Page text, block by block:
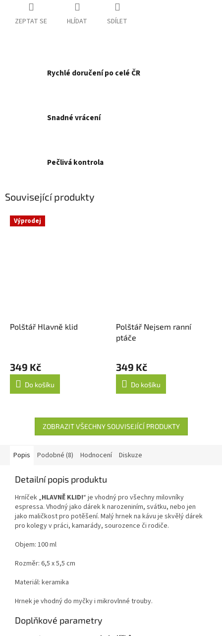
ZEPTAT SE HLÍDAT SDÍLET
Rychlé doručení po celé ČR
Snadné vrácení
Pečlivá kontrola
Související produkty
Výprodej
Polštář Hlavně klid
349 Kč
Do košíku
Polštář Nejsem ranní
ptáče
349 Kč
Do košíku
ZOBRAZIT VŠECHNY SOUVISEJÍCÍ PRODUKTY
Popis Podobné (8) Hodnocení Diskuze
Detailní popis produktu
Hrníček „HLAVNĚ KLID!“ je vhodný pro všechny milovníky
espressa. Vhodný jako dárek k narozeniním, svátku, nebo jen
jako maličkost pro potěšení. Malý hrnek na kávu je skvělý dárek
pro kolegy v práci, kamarády, sourozence či rodiče.
Objem: 100 ml
Rozměr: 6,5 x 5,5 cm
Materiál: keramika
Hrnek je vhodný do myčky i mikrovlnné trouby.
Doplňkové parametry